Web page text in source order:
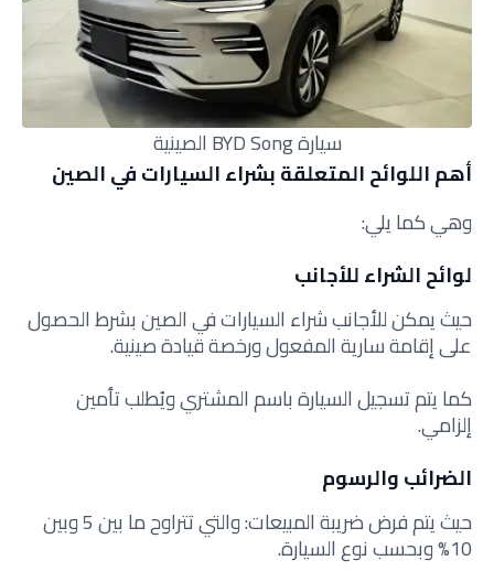
سيارة BYD Song الصينية
أهم اللوائح المتعلقة بشراء السيارات في الصين
وهي كما يلي:
لوائح الشراء للأجانب
حيث يمكن للأجانب شراء السيارات في الصين بشرط الحصول
على إقامة سارية المفعول ورخصة قيادة صينية.
كما يتم تسجيل السيارة باسم المشتري ويُطلب تأمين
إلزامي.
الضرائب والرسوم
حيث يتم فرض ضريبة المبيعات: والتي تتراوح ما بين 5 وبين
10% وبحسب نوع السيارة.